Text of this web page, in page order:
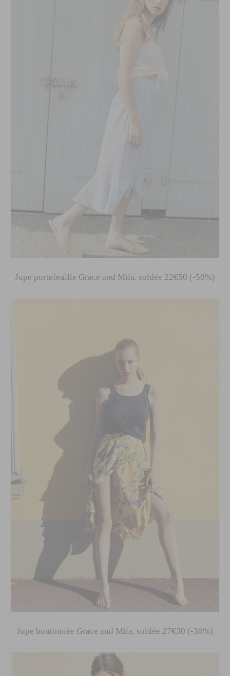
Jupe portefeuille Grace and Mila, soldée 22€50 (-50%)
Jupe boutonnée Grace and Mila, soldée 27€30 (-30%)